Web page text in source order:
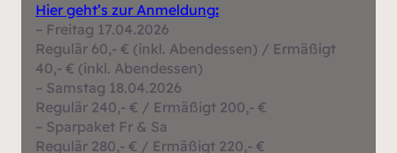
Hier geht’s zur Anmeldung:
– Freitag 17.04.2026
Regulär 60,- € (inkl. Abendessen) / Ermäßigt
40,- € (inkl. Abendessen)
– Samstag 18.04.2026
Regulär 240,- € / Ermäßigt 200,- €
– Sparpaket Fr & Sa
Regulär 280,- € / Ermäßigt 220,- €